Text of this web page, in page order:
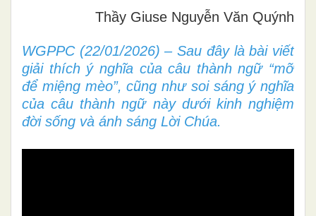
Thầy Giuse Nguyễn Văn Quýnh
WGPPC (22/01/2026) – Sau đây là bài viết
giải thích ý nghĩa của câu thành ngữ “mỡ
để miệng mèo”, cũng như soi sáng ý nghĩa
của câu thành ngữ này dưới kinh nghiệm
đời sống và ánh sáng Lời Chúa.